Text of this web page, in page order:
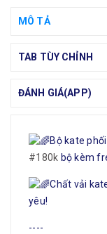
MÔ TẢ
TAB TÙY CHỈNH
ĐÁNH GIÁ(APP)
Bộ kate
#180k bộ kèm
Chất vải
yêu!
----